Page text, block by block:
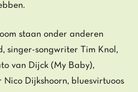
staan onder anderen
singer-songwriter Tim Knol,
van Dijck (My Baby),
Dijkshoorn, bluesvirtuoos